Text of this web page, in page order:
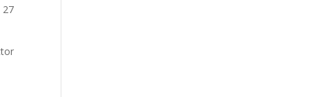
27